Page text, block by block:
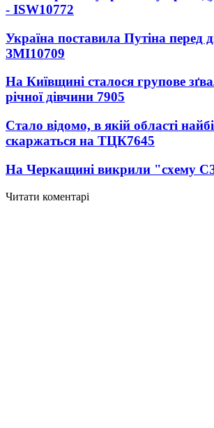
- ISW10772
Україна поставила Путіна перед
ЗМІ10709
На Київщині сталося групове
річної дівчини 7905
Стало відомо, в якій області
скаржаться на ТЦК7645
На Черкащині викрили "схему
Читати коментарі